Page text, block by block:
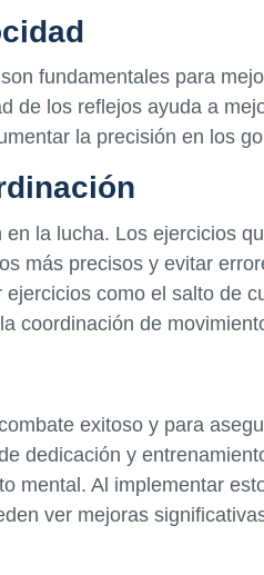
fundamentales para
de los reflejos ayuda a
la precisión en los
la lucha. Los ejercicios
más precisos y evitar
como el salto de
coordinación de
exitoso y para
dedicación y
mental. Al implementar
ver mejoras